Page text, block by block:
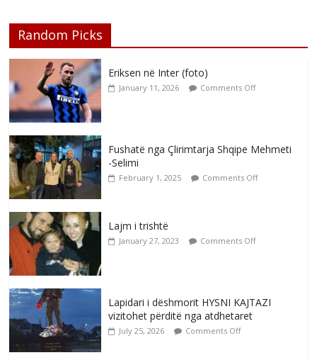
Random Picks
Eriksen në Inter (foto)
January 11, 2026 Comments Off
Fushatë nga Çlirimtarja Shqipe Mehmeti
-Selimi
February 1, 2025 Comments Off
Lajm i trishtë
January 27, 2023 Comments Off
Lapidari i dëshmorit HYSNI KAJTAZI
vizitohet përditë nga atdhetaret
July 25, 2026 Comments Off